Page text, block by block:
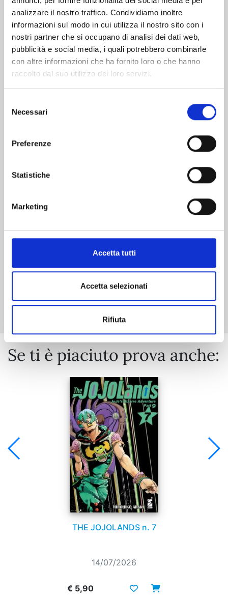
analizzare il nostro traffico. Condividiamo inoltre
informazioni sul modo in cui utilizza il nostro sito con i
nostri partner che si occupano di analisi dei dati web,
pubblicità e social media, i quali potrebbero combinarle
con altre informazioni che ha fornito loro o che hanno
raccolto dal suo utilizzo dei loro servizi.
delNecessari
Preferenze
Statistiche
Marketing
Accetta tutti
Accetta selezionati
Rifiuta
€ 5,90
Mostra tutto
Se ti è piaciuto prova anche:
THE JOJOLANDS n. 7
14/07/2026
€ 5,90